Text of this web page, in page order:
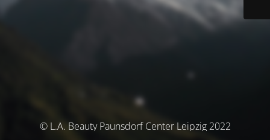
© L.A. Beauty Paunsdorf Center Leipzig 2022